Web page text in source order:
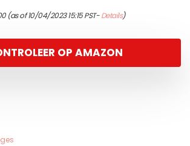
(as of 10/04/2023 15:15 PST-Details)
OP AMAZON